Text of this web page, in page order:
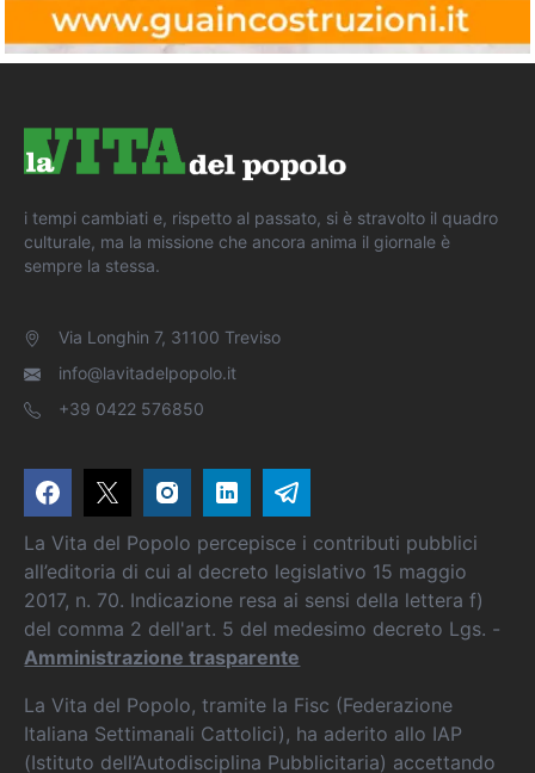
i tempi cambiati e, rispetto al passato, si è stravolto il quadro
culturale, ma la missione che ancora anima il giornale è
sempre la stessa.
Via Longhin 7, 31100 Treviso
info@lavitadelpopolo.it
+39 0422 576850
La Vita del Popolo percepisce i contributi pubblici
all’editoria di cui al decreto legislativo 15 maggio
2017, n. 70. Indicazione resa ai sensi della lettera f)
del comma 2 dell'art. 5 del medesimo decreto Lgs. -
Amministrazione trasparente
La Vita del Popolo, tramite la Fisc (Federazione
Italiana Settimanali Cattolici), ha aderito allo IAP
(Istituto dell’Autodisciplina Pubblicitaria) accettando